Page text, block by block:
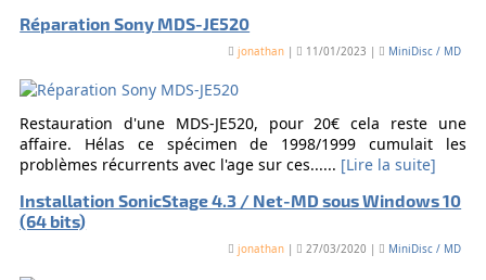
Réparation Sony MDS-JE520
jonathan| 11/01/2023 | MiniDisc / MD
Restauration d'une MDS-JE520, pour 20€ cela reste une
affaire. Hélas ce spécimen de 1998/1999 cumulait les
problèmes récurrents avec l'age sur ces...... [Lire la suite]
Installation SonicStage 4.3 / Net-MD sous Windows 10
(64 bits)
jonathan| 27/03/2020 | MiniDisc / MD